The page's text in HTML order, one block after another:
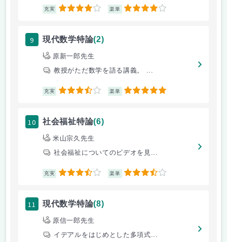
充実 4 楽単 4
9 現代数学特論(2)
原新一郎先生
教授がただ数学を語る講義。 ...
充実 3.5 楽単 5
10 社会福祉特論(6)
米山宗久先生
社会福祉についてのビデオを見...
充実 3.5 楽単 3.5
11 現代数学特論(8)
原信一郎先生
イデアルをはじめとした多項式...